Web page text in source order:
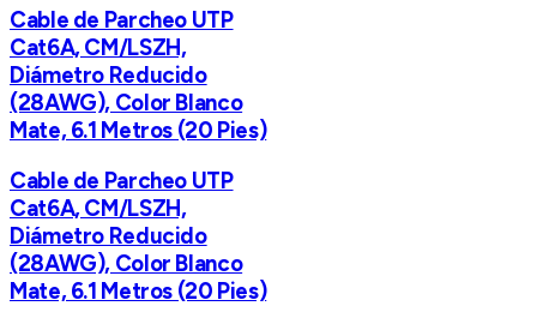
Cable de Parcheo UTP
Cat6A, CM/LSZH,
Diámetro Reducido
(28AWG), Color Blanco
Mate, 6.1 Metros (20 Pies)
Cable de Parcheo UTP
Cat6A, CM/LSZH,
Diámetro Reducido
(28AWG), Color Blanco
Mate, 6.1 Metros (20 Pies)